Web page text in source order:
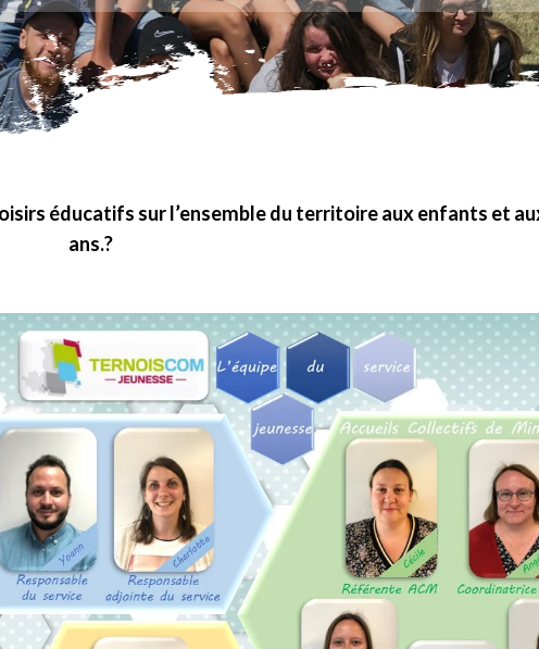
éducatifs sur l’ensemble du territoire aux enfants et
ans.?